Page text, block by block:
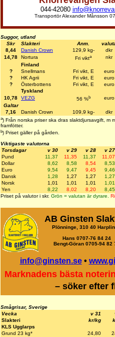
044-42080
Transportör Alexander Månsson
Suggor, utland
Skr
Slakteri Anm.
8,44
Danish Crown 129,9 kg-
dkr
14,78
Nortura Fri vikta
nkr
Finland
?
Snellmans Fri vikt, E
euro
?
HK Agrii Fri vikt, E
euro
?
Österbottens Fri vikt, E
euro
Tyskland
10,78
VEZG 56 %b
euro
Galtar
7,16
Danish Crown 109,9 kg- dkr
a) Från norska priser ska dras slaktdjursavgift, m
framfötter.
b) Priset gäller på gården.
Viktigaste valutorna
Torsdagar
v 30 v 29 v 28
v 27
Pund
11,37 11,35 11,37
11,07
Dollar
8,62 8,58 8,54
8,53
Euro
9,54 9,47 9,45
9,46
Dansk
1,28 1,27 1,27
1,27
Norsk
1,01 1,01 1,01
1,01
Yen
8,22 8,02 8,20
8,45
Priset på valutor i skr. Grön = valutan är dyrare.
AB Ginsten
Plönninge, 310 40
Hans 0707-76 84 24
Bengt-Göran 0705-94 82
info@ginsten.se•
Marknadens bästa
– söker efter
Smågrisar, Sverige
Vecka
v 31
Slakteri
kr/kg
KLS Ugglarps
Grund 23 kg*
24,80